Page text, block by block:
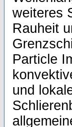
weiteres
Rauheit
Particle
und